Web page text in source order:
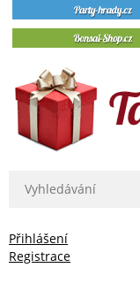
Přihlášení
Registrace